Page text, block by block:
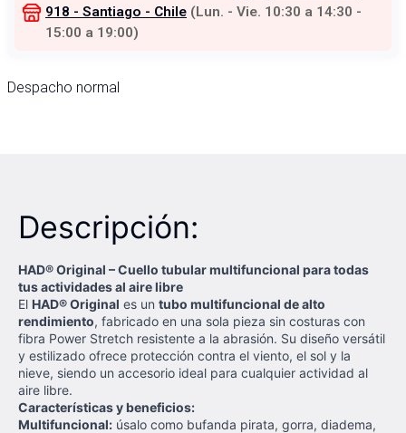
918 - Santiago - Chile (Lun. - Vie. 10:30 a 14:30 -
15:00 a 19:00)
Despacho normal
Descripción:
HAD® Original – Cuello tubular multifuncional para todas
tus actividades al aire libre
El HAD® Original es un tubo multifuncional de alto
rendimiento, fabricado en una sola pieza sin costuras con
fibra Power Stretch resistente a la abrasión. Su diseño versátil
y estilizado ofrece protección contra el viento, el sol y la
nieve, siendo un accesorio ideal para cualquier actividad al
aire libre.
Características y beneficios:
Multifuncional: úsalo como bufanda pirata, gorra, diadema,